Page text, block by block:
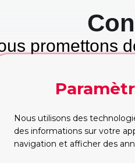
promettons
Etre
appeler?
contacts, nous
rappellerons
Nous utilisons des
des informations sur votre
navigation et afficher des